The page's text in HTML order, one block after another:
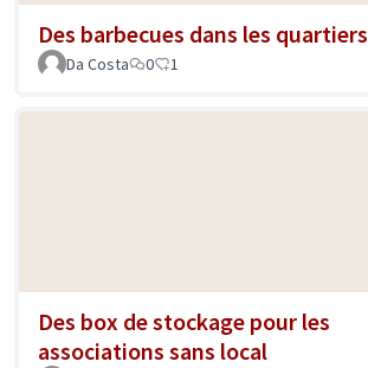
Des barbecues dans les quartiers
Da Costa
0 1
Des box de stockage pour les
associations sans local